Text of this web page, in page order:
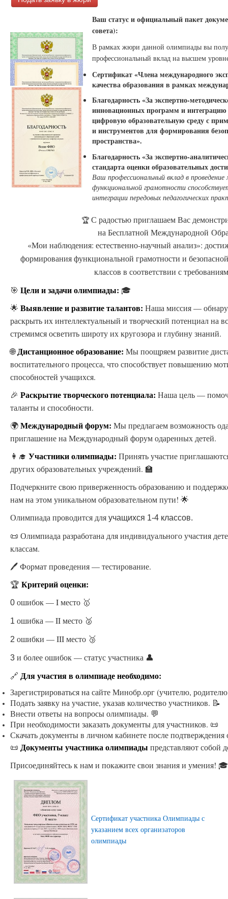
Ваш статус и официальный пакет
совета):
В рамках жюри данной олимпиады вы
профессиональный вклад на высшем
Сертификат «Члена международного
качества образования в рамках
Благодарность «За экспертно-
инновационных программ и интеграцию
цифровую образовательную среду с
и инструментов для формирования
пространства».
Благодарность «За экспертно-
стандарта оценки образовательных
Ваш профессиональный вклад в
функциональной грамотности
интеграции передовых педагогических
🏆 С радостью приглашаем Вас
на Бесплатной Международной
«Мои наблюдения: естественно-научный анализ»:
формирования функциональной грамотности и
классов в соответствии с
🎯 Цели и задачи олимпиады: 🎓
🌟 Выявление и развитие талантов: Наша миссия —
раскрыть их интеллектуальный и творческий потенциал на
стремимся осветить широту их кругозора и глубину знаний.
🌐Дистанционное образование: Мы поощряем развитие
воспитательного процесса, что способствует повышению
способностей учащихся.
🎉 Раскрытие творческого потенциала: Наша цель —
таланты и способности.
🌍Международный форум: Мы предлагаем возможность
приглашение на Международный форум одаренных детей.
👩‍🎓 Участники олимпиады: Принять участие
других образовательных учреждений. 🏫
Подчеркните свою приверженность образованию и
нам на этом уникальном образовательном пути! 🌟
Олимпиада проводится для учащихся 1-4 классов.
📜 Олимпиада разработана для индивидуального участия
классам.
🖊️ Формат проведения — тестирование.
🏆 Критерий оценки:
0 ошибок — I место 🥇
1 ошибка — II место 🥈
2 ошибки — III место 🥉
3 и более ошибок — статус участника 👤
🔗 Для участия в олимпиаде необходимо:
Зарегистрироваться на сайте Минобр.орг (учителю,
Подать заявку на участие, указав количество участников. 📝
Внести ответы на вопросы олимпиады. 💬
При необходимости заказать документы для участников. 📜
Скачать документы в личном кабинете после
📜 Документы участника олимпиады представляют собой
Присоединяйтесь к нам и покажите свои знания и умения! 🎓
Сертификат участника Олимпиады с
указанием всех организаторов
олимпиады